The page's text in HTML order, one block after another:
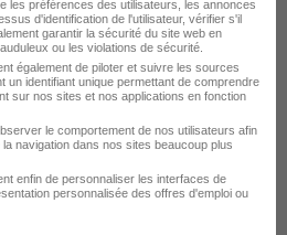
hygiène
certification
Veritas par
les préférences des utilisateurs, les annonces
d'identification de l'utilisateur, vérifier s'il
garantir la sécurité du site web en
ou les violations de sécurité.
également de piloter et suivre les sources
un identifiant unique permettant de comprendre
sur nos sites et nos applications en fonction
le comportement de nos utilisateurs afin
navigation dans nos sites beaucoup plus
enfin de personnaliser les interfaces de
personnalisée des offres d'emploi ou